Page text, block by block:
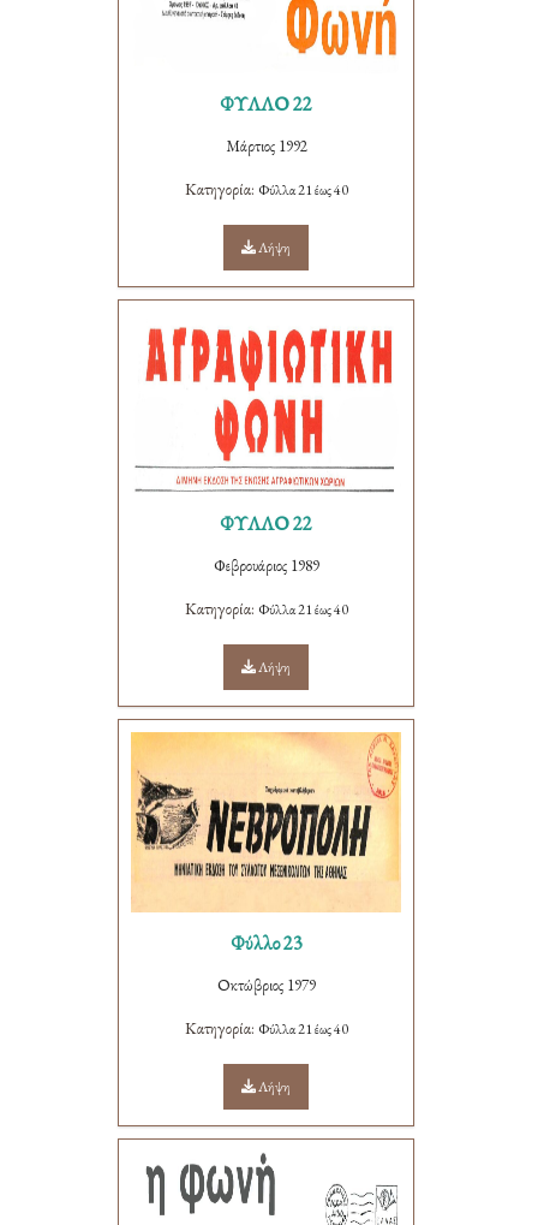
ΦΥΛΛΟ 22
Μάρτιος 1992
Κατηγορία: Φύλλα 21 έως 40
Λήψη
ΦΥΛΛΟ 22
Φεβρουάριος 1989
Κατηγορία: Φύλλα 21 έως 40
Λήψη
Φύλλο 23
Οκτώβριος 1979
Κατηγορία: Φύλλα 21 έως 40
Λήψη